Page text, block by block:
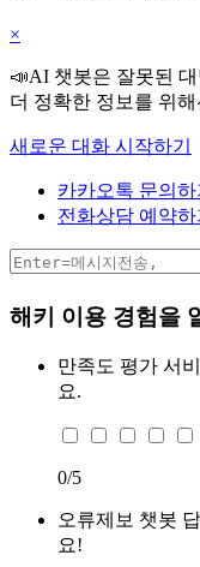
×
📣AI 챗봇은 잘못된
더 정확한 정보를 위
새로운 대화 시작하기
카카오톡 문의하
전화상담 예약하
해키 이용 경험을
만족도 평가 서
요.
0/5
오류제보 챗봇
요!